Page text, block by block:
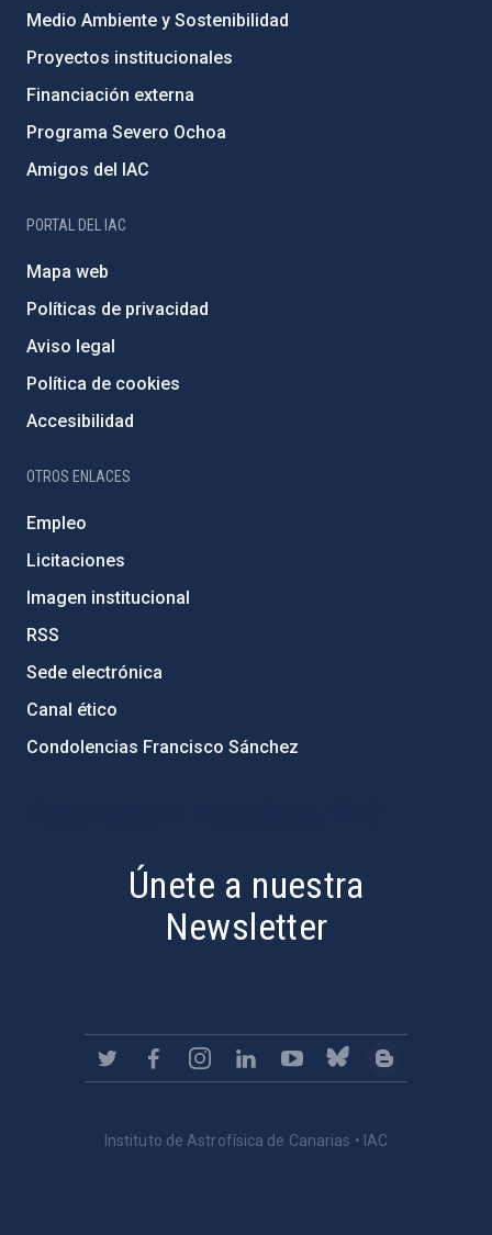
Medio Ambiente y Sostenibilidad
Proyectos institucionales
Financiación externa
Programa Severo Ochoa
Amigos del IAC
PORTAL DEL IAC
Mapa web
Políticas de privacidad
Aviso legal
Política de cookies
Accesibilidad
OTROS ENLACES
Empleo
Licitaciones
Imagen institucional
RSS
Sede electrónica
Canal ético
Condolencias Francisco Sánchez
Únete a nuestra
Newsletter
Instituto de Astrofísica de Canarias • IAC